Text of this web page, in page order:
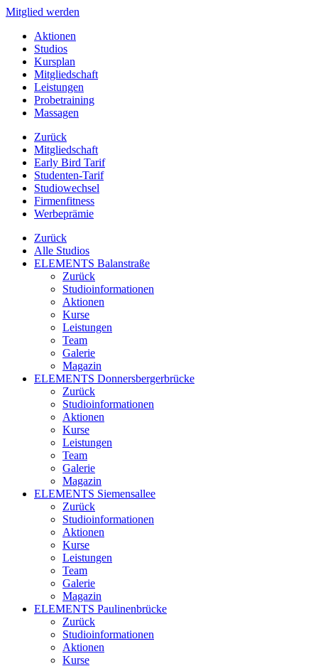
Mitglied werden
Aktionen
Studios
Kursplan
Mitgliedschaft
Leistungen
Probetraining
Massagen
Zurück
Mitgliedschaft
Early Bird Tarif
Studenten-Tarif
Studiowechsel
Firmenfitness
Werbeprämie
Zurück
Alle Studios
ELEMENTS Balanstraße
Zurück
Studioinformationen
Aktionen
Kurse
Leistungen
Team
Galerie
Magazin
ELEMENTS Donnersbergerbrücke
Zurück
Studioinformationen
Aktionen
Kurse
Leistungen
Team
Galerie
Magazin
ELEMENTS Siemensallee
Zurück
Studioinformationen
Aktionen
Kurse
Leistungen
Team
Galerie
Magazin
ELEMENTS Paulinenbrücke
Zurück
Studioinformationen
Aktionen
Kurse